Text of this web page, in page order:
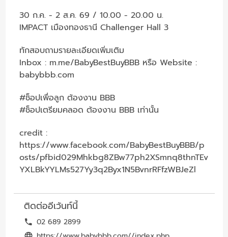
30 ก.ค. - 2 ส.ค. 69 / 10.00 - 20.00 น.
IMPACT เมืองทองธานี Challenger Hall 3
ทักสอบถามรายละเอียดเพิ่มเติม
Inbox : m.me/BabyBestBuyBBB หรือ Website :
babybbb.com
#ช็อปเพื่อลูก ต้องงาน BBB
#ช็อปเตรียมคลอด ต้องงาน BBB เท่านั้น
credit :
https://www.facebook.com/BabyBestBuyBBB/p
osts/pfbid029Mhkbg8ZBw77ph2XSmnq8thnTEv
YXLBkYYLMs527Yy3q2Byx1N5BvnrRFfzWBJeZl
ติดต่ออีเว้นท์นี้
02 689 2899